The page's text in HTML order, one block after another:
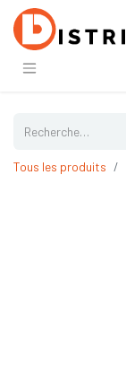
Tous les produits